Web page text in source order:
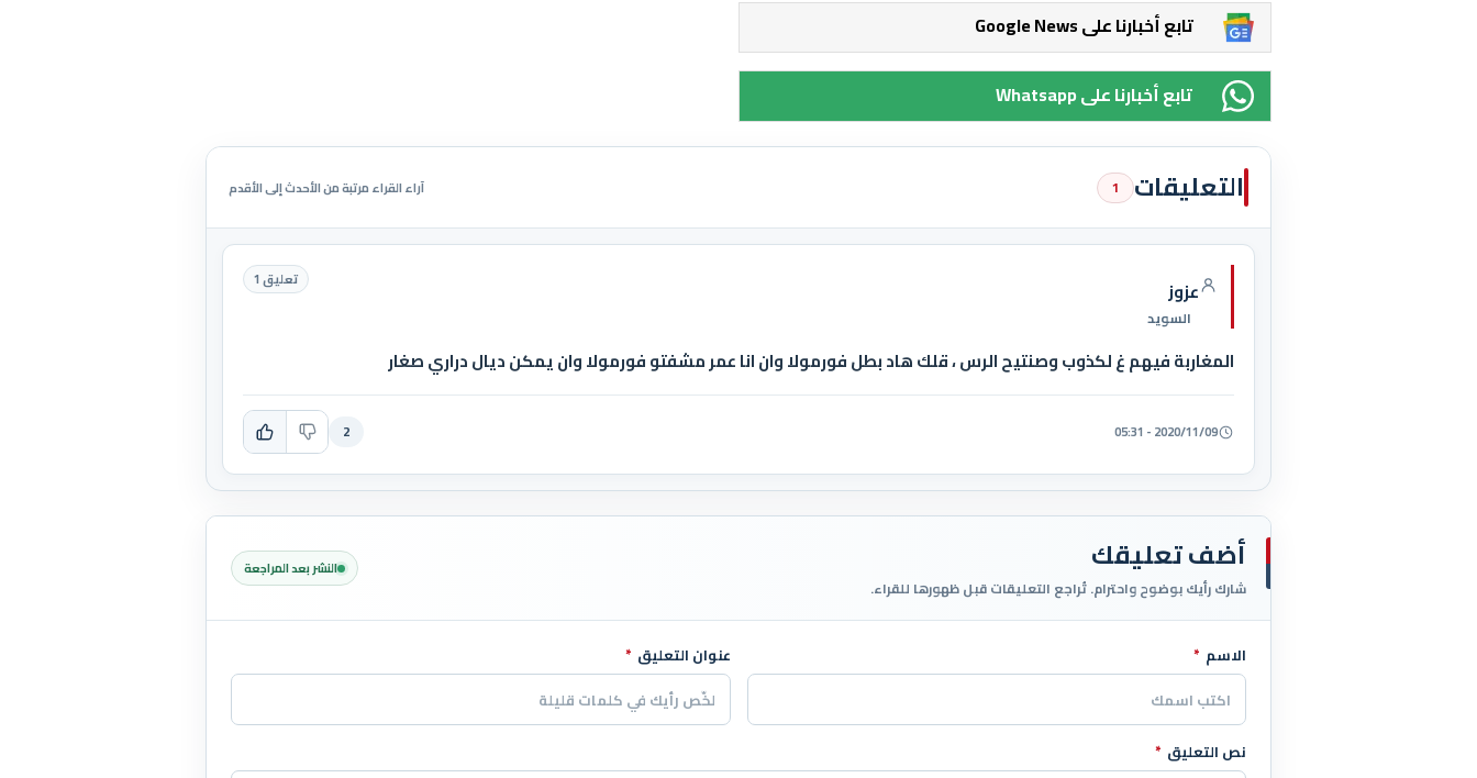
Google News تابع أخبارنا على
Whatsapp تابع أخبارنا على
التعليقات 1 آراء القراء مرتبة من الأحدث إلى الأقدم
عزوز
السويد
تعليق 1
المغاربة فيهم غ لكذوب وصنتيح الرس ، قلك هاد بطل فورمولا وان انا عمر مشفتو فورمولا وان يمكن ديال دراري صغار
2020/11/09 - 05:31
2
أضف تعليقك
شارك رأيك بوضوح واحترام. تُراجع التعليقات قبل ظهورها للقراء.
النشر بعد المراجعة
اترك هذا الحقل فارغاً
الاسم * عنوان التعليق *
نص التعليق *